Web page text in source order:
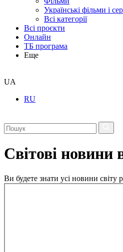
Українські фільми і
Всі категорії
Всі проєкти
Онлайн
ТБ програма
Еще
UA
RU
Світові
Ви будете знати усі новини світу